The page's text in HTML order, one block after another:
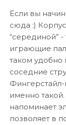
Если вы
сюда :)
“серединой” -
играющие
таком удобно
соседние
именно
напоминает
позволяет в